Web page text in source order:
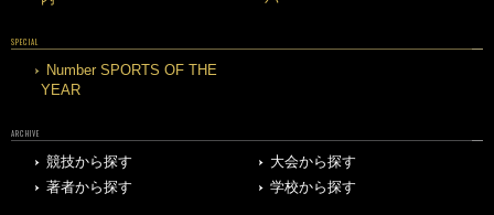
SPECIAL
Number SPORTS OF THE
YEAR
ARCHIVE
競技から探す
大会から探す
著者から探す
学校から探す